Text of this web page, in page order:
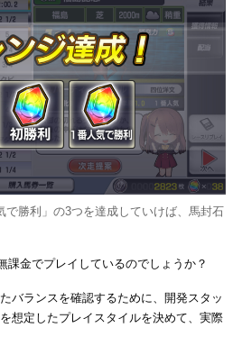
で勝利」の3つを達成していけば、馬封石
課金でプレイしているのでしょうか？
バランスを確認するために、開発スタッ
想定したプレイスタイルを決めて、実際